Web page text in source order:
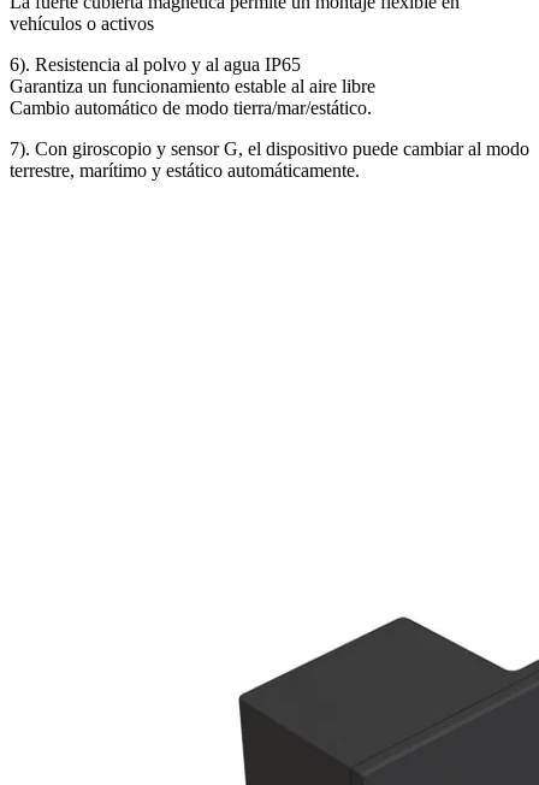
vehículos o activos
6). Resistencia al polvo y al agua IP65
Garantiza un funcionamiento estable al aire libre
Cambio automático de modo tierra/mar/estático.
7). Con giroscopio y sensor G, el dispositivo puede cambiar al modo
terrestre, marítimo y estático automáticamente.